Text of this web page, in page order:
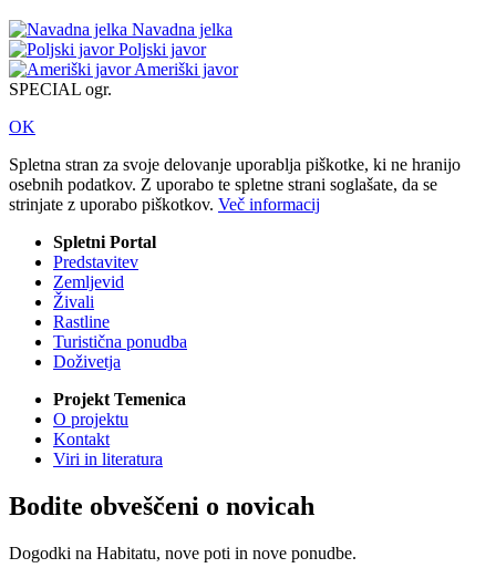
Navadna jelka
Poljski javor
Ameriški javor
SPECIAL ogr.
OK
Spletna stran za svoje delovanje uporablja piškotke, ki ne hranijo
osebnih podatkov. Z uporabo te spletne strani soglašate, da se
strinjate z uporabo piškotkov. Več informacij
Spletni Portal
Predstavitev
Zemljevid
Živali
Rastline
Turistična ponudba
Doživetja
Projekt Temenica
O projektu
Kontakt
Viri in literatura
Bodite obveščeni o novicah
Dogodki na Habitatu, nove poti in nove ponudbe.